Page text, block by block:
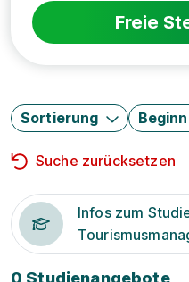
Freie
Sortierung Beginn
Suche zurücksetzen
Infos zum
0 Studienangebote